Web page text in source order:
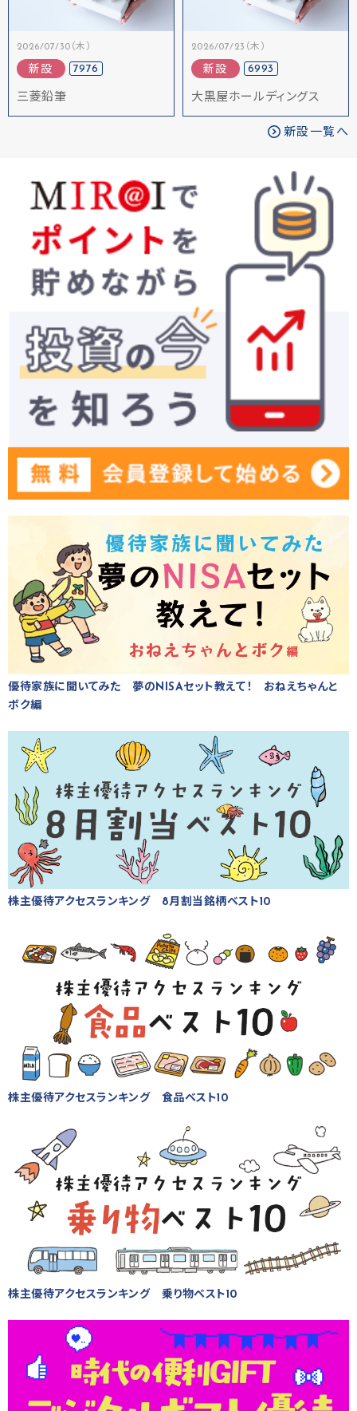
2026/07/30（木）
新設 7976
三菱鉛筆
2026/07/23（木）
新設 6993
大黒屋ホールディングス
新設一覧へ
優待家族に聞いてみた 夢のNISAセット教えて！ おねえちゃんと
ボク編
株主優待アクセスランキング 8月割当銘柄ベスト10
株主優待アクセスランキング 食品ベスト10
株主優待アクセスランキング 乗り物ベスト10